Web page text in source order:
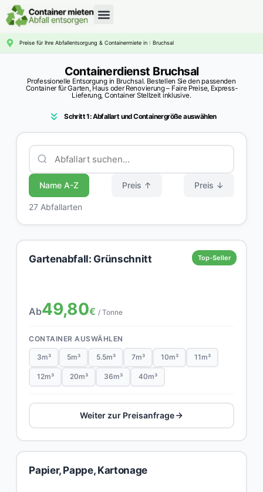
Preise für Ihre Abfallentsorgung & Containermiete in : Bruchsal
Containerdienst Bruchsal
Professionelle Entsorgung in Bruchsal. Bestellen Sie den passenden
Container für Garten, Haus oder Renovierung – Faire Preise, Express-
Lieferung, Container Stellzeit inklusive.
Schritt 1: Abfallart und Containergröße auswählen
Name A-Z Preis ↑ Preis ↓
27 Abfallarten
Top-Seller
Gartenabfall: Grünschnitt
Ab49,80€ / Tonne
CONTAINER AUSWÄHLEN
3m³ 5m³ 5.5m³ 7m³ 10m³ 11m³
12m³ 20m³ 36m³ 40m³
Weiter zur Preisanfrage
Papier, Pappe, Kartonage